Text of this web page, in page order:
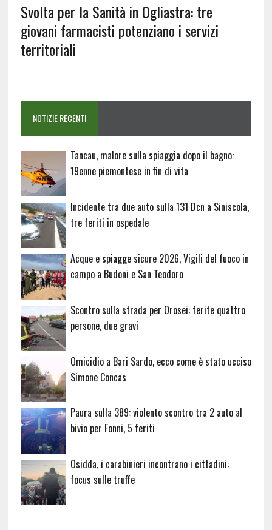
Svolta per la Sanità in Ogliastra: tre
giovani farmacisti potenziano i servizi
territoriali
NOTIZIE RECENTI
Tancau, malore sulla spiaggia dopo il bagno:
19enne piemontese in fin di vita
Incidente tra due auto sulla 131 Dcn a Siniscola,
tre feriti in ospedale
Acque e spiagge sicure 2026, Vigili del fuoco in
campo a Budoni e San Teodoro
Scontro sulla strada per Orosei: ferite quattro
persone, due gravi
Omicidio a Bari Sardo, ecco come è stato ucciso
Simone Concas
Paura sulla 389: violento scontro tra 2 auto al
bivio per Fonni, 5 feriti
Osidda, i carabinieri incontrano i cittadini:
focus sulle truffe